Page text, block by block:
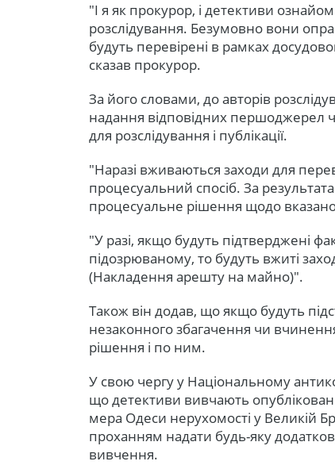
"І я як прокурор, і детективи
розслідування. Безумовно вони
будуть перевірені в рамках
сказав прокурор.
За його словами, до авторів
надання відповідних першоджерел
для розслідування і публікації.
"Наразі вживаються заходи для
процесуальний спосіб. За
процесуальне рішення щодо
"У разі, якщо будуть підтверджені
підозрюваному, то будуть вжиті
(Накладення арешту на майно)".
Також він додав, що якщо будуть
незаконного збагачення чи
рішення і по ним.
У свою чергу у Національному
що детективи вивчають
мера Одеси нерухомості у Великій
проханням надати будь-яку
вивчення.